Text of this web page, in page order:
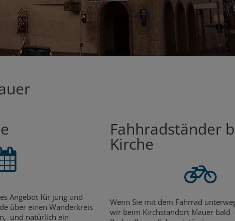
Angebot für jung und
über einen Wanderkreis
und natürlich ein
Fahhradständer
Kirche
Wenn Sie mit dem Fahrrad
wir beim Kirchstandort Mauer bald